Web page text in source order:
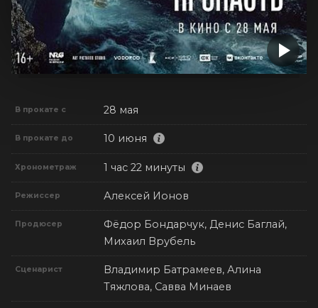
В прокате с 28 мая
В прокате до 10 июня
Хронометраж 1 час 22 минуты
Режиссер Алексей Ионов
Продюсер
Фёдор Бондарчук, Денис Баглай,
Михаил Врубель
Сценарист
Владимир Батрамеев, Алина
Тяжлова, Савва Минаев